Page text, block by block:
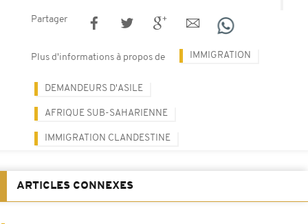
Partager
Plus d'informations à propos de IMMIGRATION
DEMANDEURS D'ASILE
AFRIQUE SUB-SAHARIENNE
IMMIGRATION CLANDESTINE
ARTICLES CONNEXES